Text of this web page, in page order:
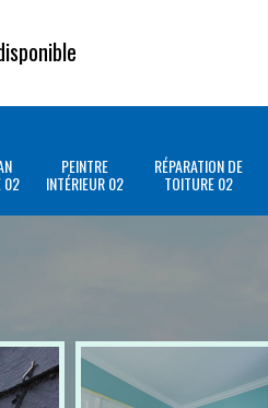
02
PEINTRE
INTÉRIEUR 02
RÉPARATION DE
TOITURE 02